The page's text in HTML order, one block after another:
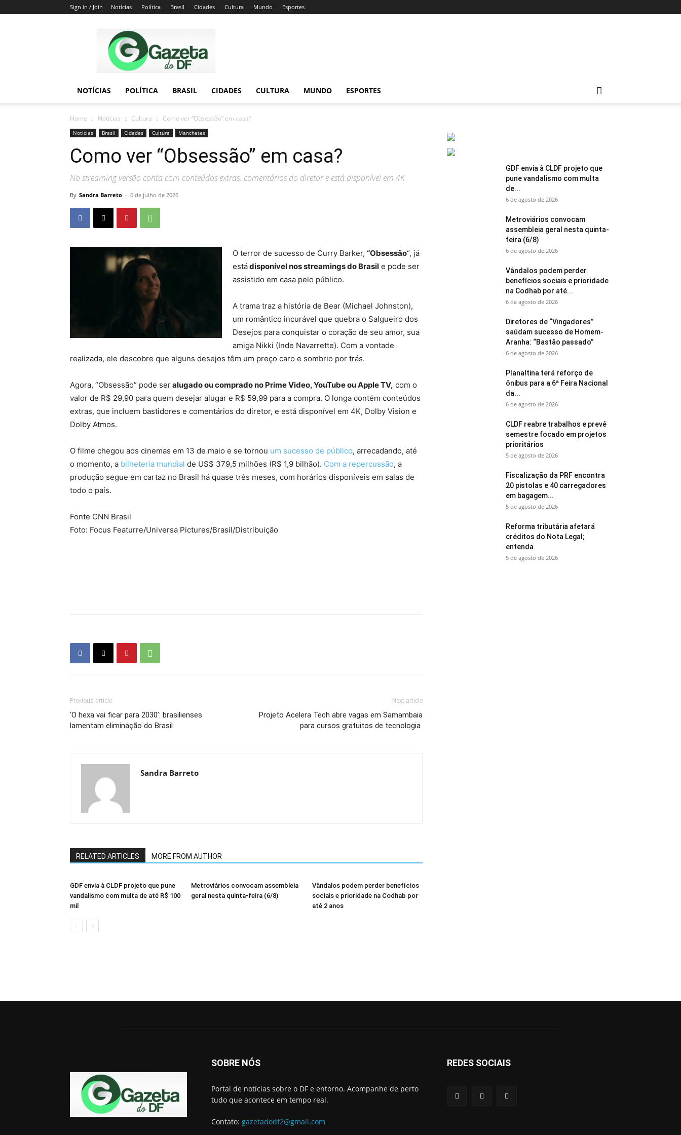
Sign in / Join Notícias Política Brasil Cidades Cultura Mundo Esportes
do
DF
NOTÍCIAS POLÍTICA BRASIL CIDADES CULTURA MUNDO ESPORTES
Home Notícias Cultura Como ver “Obsessão” em casa?
Notícias Brasil Cidades Cultura Manchetes
Como ver “Obsessão” em casa?
No streaming versão conta com conteúdos extras, comentários do diretor e está disponível em 4K
By Sandra Barreto - 6 de julho de 2026
O terror de sucesso de Curry Barker, “Obsessão“, já
estádisponível nos streamings do Brasil e pode ser
assistido em casa pelo público.
A trama traz a história de Bear (Michael Johnston),
um romântico incurável que quebra o Salgueiro dos
Desejos para conquistar o coração de seu amor, sua
amiga Nikki (Inde Navarrette). Com a vontade
realizada, ele descobre que alguns desejos têm um preço caro e sombrio por trás.
Agora, “Obsessão” pode seralugado ou comprado no Prime Video, YouTube ou Apple TV, com o
valor de R$ 29,90 para quem desejar alugar e R$ 59,99 para a compra. O longa contém conteúdos
extras, que incluem bastidores e comentários do diretor, e está disponível em 4K, Dolby Vision e
Dolby Atmos.
O filme chegou aos cinemas em 13 de maio e se tornou um sucesso de público, arrecadando, até
o momento, a bilheteria mundial de US$ 379,5 milhões (R$ 1,9 bilhão). Com a repercussão, a
produção segue em cartaz no Brasil há quase três meses, com horários disponíveis em salas de
todo o país.
Fonte CNN Brasil
Foto: Focus Featurre/Universa Pictures/Brasil/Distribuição
Previous article
‘O hexa vai ficar para 2030’: brasilienses
lamentam eliminação do Brasil
Next article
Projeto Acelera Tech abre vagas em Samambaia
para cursos gratuitos de tecnologia
Sandra Barreto
RELATED ARTICLES MORE FROM AUTHOR
GDF envia à CLDF projeto que pune
vandalismo com multa de até R$ 100
mil
Metroviários convocam assembleia
geral nesta quinta-feira (6/8)
Vândalos podem perder benefícios
sociais e prioridade na Codhab por
até 2 anos
GDF envia à CLDF projeto que
pune vandalismo com multa
de...
6 de agosto de 2026
Metroviários convocam
assembleia geral nesta quinta-
feira (6/8)
6 de agosto de 2026
Vândalos podem perder
benefícios sociais e prioridade
na Codhab por até...
6 de agosto de 2026
Diretores de “Vingadores”
saúdam sucesso de Homem-
Aranha: “Bastão passado”
6 de agosto de 2026
Planaltina terá reforço de
ônibus para a 6ª Feira Nacional
da...
6 de agosto de 2026
CLDF reabre trabalhos e prevê
semestre focado em projetos
prioritários
5 de agosto de 2026
Fiscalização da PRF encontra
20 pistolas e 40 carregadores
em bagagem...
5 de agosto de 2026
Reforma tributária afetará
créditos do Nota Legal;
entenda
5 de agosto de 2026
SOBRE NÓS
Portal de notícias sobre o DF e entorno. Acompanhe de perto
tudo que acontece em tempo real.
Contato: gazetadodf2@gmail.com
REDES SOCIAIS